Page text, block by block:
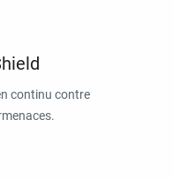
continu contre